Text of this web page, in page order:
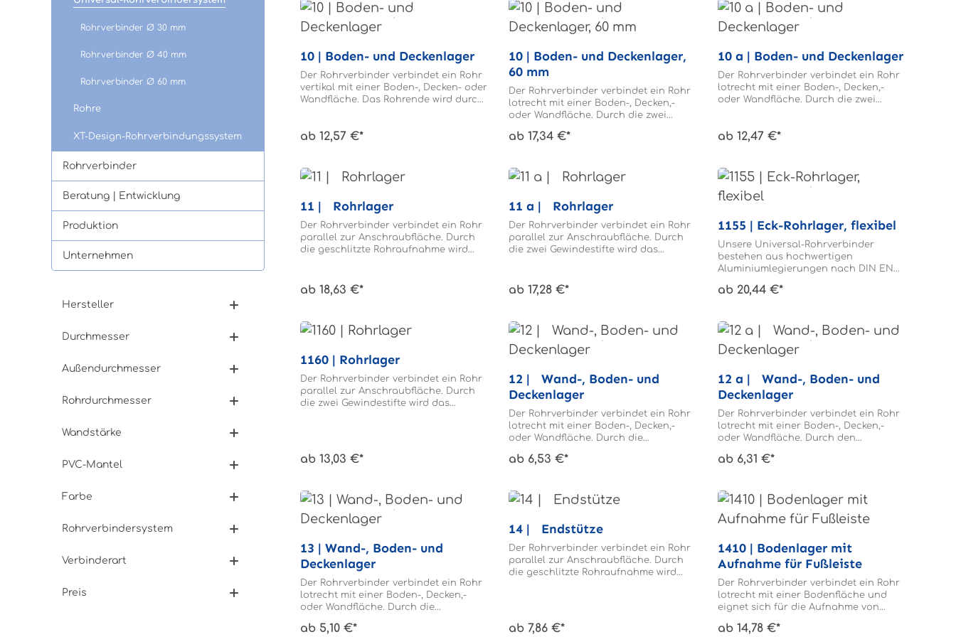
Rohrverbinder Ø 30 mm
Rohrverbinder Ø 40 mm
Rohrverbinder Ø 60 mm
Rohre
XT-Design-Rohrverbindungssystem
Rohrverbinder
Beratung | Entwicklung
Produktion
Unternehmen
Hersteller
Durchmesser
Außendurchmesser
Rohrdurchmesser
Wandstärke
PVC-Mantel
Farbe
Rohrverbindersystem
Verbinderart
Preis
10 | Boden- und Deckenlager
Der Rohrverbinder verbindet ein Rohr
vertikal mit einer Boden-, Decken- oder
Wandfläche. Das Rohrende wird durch
des Rohres wird zweimal mit Ø 9,0 mm
ab 12,57 €*
10 | Boden- und Deckenlager,
60 mm
Der Rohrverbinder verbindet ein Rohr
lotrecht mit einer Boden-, Decken,-
oder Wandfläche. Durch die zwei
Rohrverbinder geklemmt. Das Rohr
ab 17,34 €*
10 a | Boden- und Deckenlager
Der Rohrverbinder verbindet ein Rohr
lotrecht mit einer Boden-, Decken,-
oder Wandfläche. Durch die zwei
braucht nicht gebohrt werden.
ab 12,47 €*
11 | Rohrlager
Der Rohrverbinder verbindet ein Rohr
parallel zur Anschraubfläche. Durch
die geschlitzte Rohraufnahme wird
mit Ø 9,0mm durchbohrt.
ab 18,63 €*
11 a | Rohrlager
Der Rohrverbinder verbindet ein Rohr
parallel zur Anschraubfläche. Durch
die zwei Gewindestifte wird das
werden.
ab 17,28 €*
1155 | Eck-Rohrlager, flexibel
Unsere Universal-Rohrverbinder
bestehen aus hochwertigen
Aluminiumlegierungen nach DIN EN
Durchmessern 30, 40 und 60 mm her.
Durchmesser. Auf Wunsch liefern wir
alle Verbinder auch mit polierter,
gebürsteter oder beschichteter
Verschraubungen. Die Universal-
Rohrverbinder bieten eine hohe
Vielfalt an Einsatzmöglichkeiten
Ganzheitliche Systemlösungen Wir
lassen Sie nicht alleine stehen. Neben
Rohrverbindern und Rohren
auf Wunsch eine Beratung und eine
kann. Gerne liefern wir Ihnen Bauteile
bereits vormontiert. +49 2371 8080-0 Wir
beraten Sie gerne zu unserem
ab 20,44 €*
1160 | Rohrlager
Der Rohrverbinder verbindet ein Rohr
parallel zur Anschraubfläche. Durch
die zwei Gewindestifte wird das
ab 13,03 €*
12 | Wand-, Boden- und
Deckenlager
Der Rohrverbinder verbindet ein Rohr
lotrecht mit einer Boden-, Decken,-
oder Wandfläche. Durch die
das Rohrende mit dem Rohrverbinder
ab 6,53 €*
12 a | Wand-, Boden- und
Deckenlager
Der Rohrverbinder verbindet ein Rohr
lotrecht mit einer Boden-, Decken,-
oder Wandfläche. Durch den
Rohrverbinder geklemmt. Das Rohr
ab 6,31 €*
13 | Wand-, Boden- und
Deckenlager
Der Rohrverbinder verbindet ein Rohr
lotrecht mit einer Boden-, Decken,-
oder Wandfläche. Durch die
Rohrende im Rohrverbinder geklemmt.
ab 5,10 €*
14 | Endstütze
Der Rohrverbinder verbindet ein Rohr
parallel zur Anschraubfläche. Durch
die geschlitzte Rohraufnahme wird
ab 7,86 €*
1410 | Bodenlager mit
Aufnahme für Fußleiste
Der Rohrverbinder verbindet ein Rohr
lotrecht mit einer Bodenfläche und
eignet sich für die Aufnahme von
wird das Rohrende und die Fußleisten
ab 14,78 €*